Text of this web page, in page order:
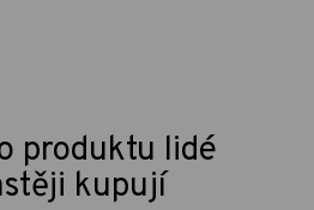
produktu lidé
kupují